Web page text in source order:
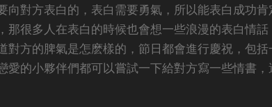
對方表白的，表白需要勇氣，所以能表白成功肯
很多人在表白的時候也會想一些浪漫的表白情話
方的脾氣是怎麽樣的，節日都會進行慶祝，包括
的小夥伴們都可以嘗試一下給對方寫一些情書，